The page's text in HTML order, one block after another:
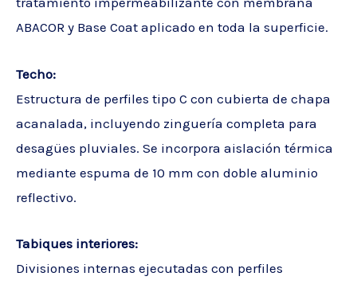
ABACOR y Base Coat aplicado en toda la superficie.
Techo:
Estructura de perfiles tipo C con cubierta de chapa
acanalada, incluyendo zinguería completa para
desagües pluviales. Se incorpora aislación térmica
mediante espuma de 10 mm con doble aluminio
reflectivo.
Tabiques interiores:
Divisiones internas ejecutadas con perfiles